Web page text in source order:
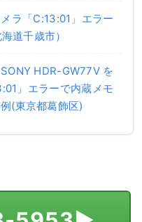
ラ「C:13:01」エラー
道千歳市）
HDR-GW77V を
」エラーで内蔵メモ
(東京都葛飾区)